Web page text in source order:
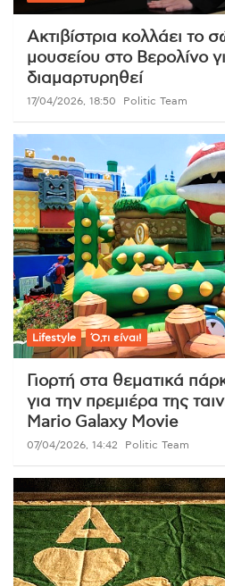
Ακτιβίστρια κολλάει το
μουσείου στο Βερολίνο
διαμαρτυρηθεί
17/04/2026, 18:50 Politic Team
Lifestyle Ό,τι είναι!
Γιορτή στα θεματικά
για την πρεμιέρα της
Mario Galaxy Movie
07/04/2026, 14:42 Politic Team